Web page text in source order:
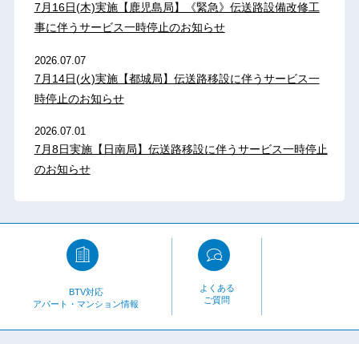
7月16日(木)実施【鹿児島局】《緊急》伝送路設備改修工
事に伴うサービス一時停止のお知らせ
2026.07.07
7月14日(火)実施【都城局】伝送路移設に伴うサービス一
時停止のお知らせ
2026.07.01
7月8日実施【日南局】伝送路移設に伴うサービス一時停止
のお知らせ
BTV対応
アパート・マンション情報
よくある
ご質問